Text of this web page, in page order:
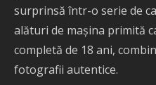
surprinsă într-o serie de
alături de mașina primită
completă de 18 ani,
fotografii autentice.